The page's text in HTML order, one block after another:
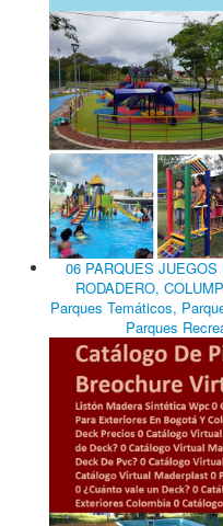
06 PARQUES
RODADERO,
Parques Temáticos,
Parques